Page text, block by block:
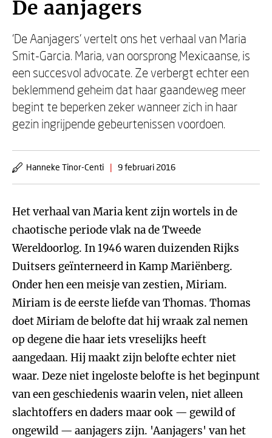
De aanjagers
‘De Aanjagers’ vertelt ons het verhaal van Maria
Smit-Garcia. Maria, van oorsprong Mexicaanse, is
een succesvol advocate. Ze verbergt echter een
beklemmend geheim dat haar gaandeweg meer
begint te beperken zeker wanneer zich in haar
gezin ingrijpende gebeurtenissen voordoen.
Hanneke Tinor-Centi | 9 februari 2016
Het verhaal van Maria kent zijn wortels in de
chaotische periode vlak na de Tweede
Wereldoorlog. In 1946 waren duizenden Rijks
Duitsers geïnterneerd in Kamp Mariënberg.
Onder hen een meisje van zestien, Miriam.
Miriam is de eerste liefde van Thomas. Thomas
doet Miriam de belofte dat hij wraak zal nemen
op degene die haar iets vreselijks heeft
aangedaan. Hij maakt zijn belofte echter niet
waar. Deze niet ingeloste belofte is het beginpunt
van een geschiedenis waarin velen, niet alleen
slachtoffers en daders maar ook — gewild of
ongewild — aanjagers zijn. 'Aanjagers' van het